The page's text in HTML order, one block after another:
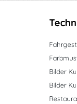
Bilder
Bilder